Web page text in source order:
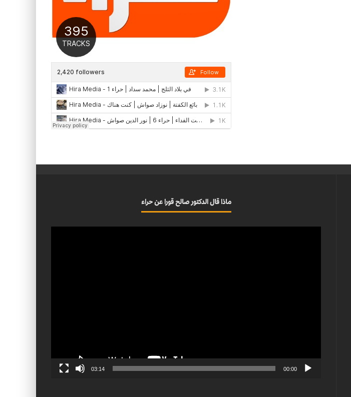
ماذا قال الدكتور صالح قورا عن حراء
00:00
03:14